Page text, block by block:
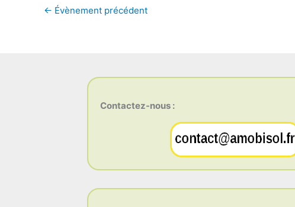
← Évènement précédent
Contactez-nous :